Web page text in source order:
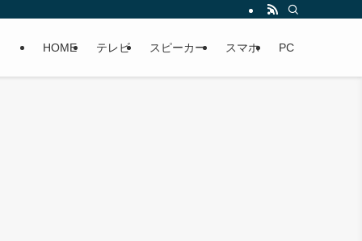
HOME テレビ スピーカー スマホ PC